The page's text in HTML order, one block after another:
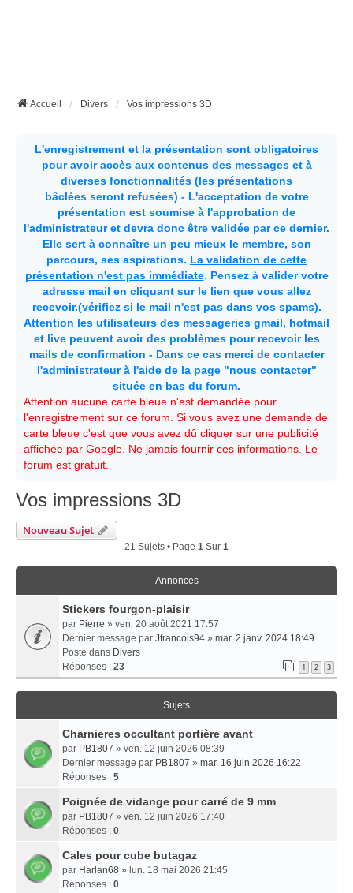
Accueil Divers Vos impressions 3D
L'enregistrement et la présentation sont obligatoires
pour avoir accès aux contenus des messages et à
diverses fonctionnalités (les présentations
bâclées seront refusées) - L'acceptation de votre
présentation est soumise à l'approbation de
l'administrateur et devra donc être validée par ce dernier.
Elle sert à connaître un peu mieux le membre, son
parcours, ses aspirations. La validation de cette
présentation n'est pas immédiate. Pensez à valider votre
adresse mail en cliquant sur le lien que vous allez
recevoir.(vérifiez si le mail n'est pas dans vos spams).
Attention les utilisateurs des messageries gmail, hotmail
et live peuvent avoir des problèmes pour recevoir les
mails de confirmation - Dans ce cas merci de contacter
l'administrateur à l'aide de la page "nous contacter"
située en bas du forum.
Attention aucune carte bleue n'est demandée pour
l'enregistrement sur ce forum. Si vous avez une demande de
carte bleue c'est que vous avez dû cliquer sur une publicité
affichée par Google. Ne jamais fournir ces informations. Le
forum est gratuit.
Vos impressions 3D
Nouveau Sujet
21 Sujets • Page 1 Sur 1
Annonces
Stickers fourgon-plaisir
par Pierre » ven. 20 août 2021 17:57
Dernier message par Jfrancois94 » mar. 2 janv. 2024 18:49
Posté dans Divers
Réponses : 23 1 2 3
Sujets
Charnieres occultant portière avant
par PB1807 » ven. 12 juin 2026 08:39
Dernier message par PB1807 » mar. 16 juin 2026 16:22
Réponses : 5
Poignée de vidange pour carré de 9 mm
par PB1807 » ven. 12 juin 2026 17:40
Réponses : 0
Cales pour cube butagaz
par Harlan68 » lun. 18 mai 2026 21:45
Réponses : 0